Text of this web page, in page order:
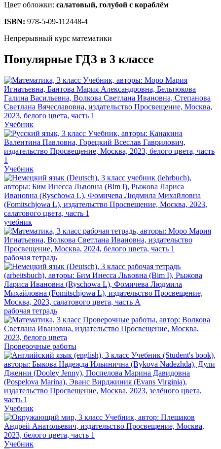
Цвет обложки: салатовый, голубой с кораблём
ISBN: 978-5-09-112448-4
Непрерывный курс математики
Популярные ГДЗ в 3 классе
Учебник
Учебник
учебник
рабочая тетрадь
рабочая тетрадь
Проверочные работы
Учебник
Учебник